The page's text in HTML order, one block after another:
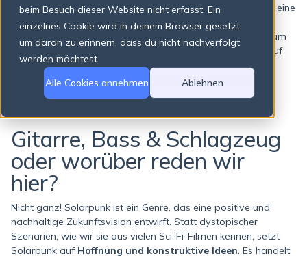
beim Besuch dieser Website nicht erfasst. Ein
einzelnes Cookie wird in deinem Browser gesetzt,
um daran zu erinnern, dass du nicht nachverfolgt
werden möchtest.
Alle Cookies annehmen
Ablehnen
There are no suggestions because the search field is empty.
unbekannt klingen, aber hinter diesem Begriff verbirgt sich eine
ganze Bewegung, die voller Hoffnung und Ideen für eine
nachhaltigere und schönere Zukunft steht. Und genau darum
geht es in unserem Artikel diesmal. Wir nehmen dich mit auf
eine Reise in die Welt dieser Bewegung. Eine Welt, in der
Ökologie, Technologie und Gemeinschaft harmonisch
miteinander verschmelzen.
Gitarre, Bass & Schlagzeug
oder worüber reden wir
hier?
Nicht ganz! Solarpunk ist ein Genre, das eine positive und
nachhaltige Zukunftsvision entwirft. Statt dystopischer
Szenarien, wie wir sie aus vielen Sci-Fi-Filmen kennen, setzt
Solarpunk auf Hoffnung und konstruktive Ideen. Es handelt